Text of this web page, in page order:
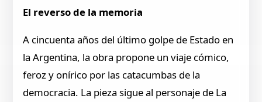
El reverso de la memoria
A cincuenta años del último golpe de Estado en
la Argentina, la obra propone un viaje cómico,
feroz y onírico por las catacumbas de la
democracia. La pieza sigue al personaje de La